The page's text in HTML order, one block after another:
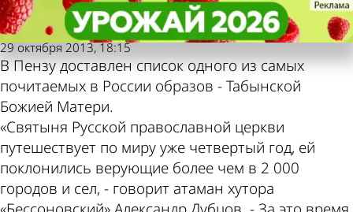
Чудотворная икона в Пензе
Молодой
ленинец
29 октября 2013, 18:15
В Пензу доставлен список одного из самых
почитаемых в России образов - Табынской
Божией Матери.
«Святыня Русской православной церкви
путешествует по миру уже четвертый год, ей
поклонились верующие более чем в 2 000
городов и сел, - говорит атаман хутора
Чудотворная икона в Пензе
Молодой
ленинец
Также пресса пишет
по этой теме
Погода и курсы
валют в Пензе